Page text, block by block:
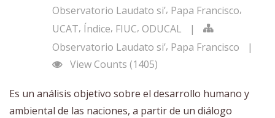
Observatorio Laudato si’, Papa Francisco,
UCAT, Índice, FIUC, ODUCAL
|
Observatorio Laudato si’, Papa Francisco
|
View Counts (1405)
Es un análisis objetivo sobre el desarrollo humano y
ambiental de las naciones, a partir de un diálogo